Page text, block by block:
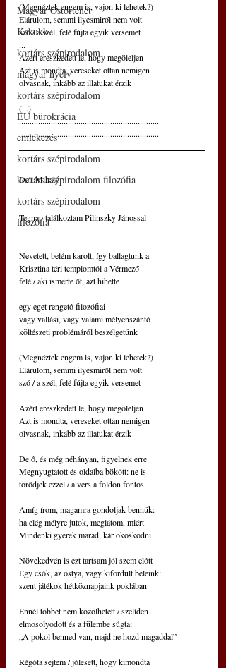
Magyar Őstörténet
Kakukk
kortárs szépirodalom
magyar nyelv
kortárs szépirodalom
EU bürokrácia
emlékezés
kortárs szépirodalom
kortárs szépirodalom filozófia
kortárs szépirodalom
filozófia
(Megnéztek engem is, vajon ki lehetek?)
Elárulom, semmi ilyesmiről nem volt
szó / a szél, felé fújta egyik versemet
...
Azért ereszkedett le, hogy megöleljen
Azt is mondta, vereseket ottan nemigen
olvasnak, inkább az illatukat érzik
(...)
..................................................................
..................................................................
Deli Mihály
Tegnap találkoztam Pilinszky Jánossal
Nevetett, belém karolt, így ballagtunk a
Krisztina téri templomtól a Vérmező
felé / aki ismerte őt, azt hihette
egy eget rengető filozófiai
vagy vallási, vagy valami mélyenszántó
költészeti problémáról beszélgetünk
(Megnéztek engem is, vajon ki lehetek?)
Elárulom, semmi ilyesmiről nem volt
szó / a szél, felé fújta egyik versemet
Azért ereszkedett le, hogy megöleljen
Azt is mondta, vereseket ottan nemigen
olvasnak, inkább az illatukat érzik
De ő, és még néhányan, figyelnek erre
Megnyugtatott és oldalba bökött: ne is
törődjek ezzel / a vers a földön fontos
Amíg írom, magamra gondoljak bennük:
ha elég mélyre jutok, meglátom, miért
Mindenki gyerek marad, kár okoskodni
Növekedvén is ezt tartsam jól szem előtt
Egy csók, az ostya, vagy kifordult beleink:
szent játékok hétköznapjaink poklában
Ennél többet nem közölhetett / szelíden
elmosolyodott és a fülembe súgta:
„A pokol benned van, majd ne hozd magaddal”
Régóta sejtem / jólesett, hogy kimondta